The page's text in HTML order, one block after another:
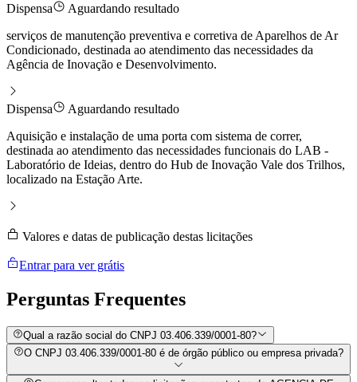
Dispensa
Aguardando resultado
serviços de manutenção preventiva e corretiva de Aparelhos de Ar
Condicionado, destinada ao atendimento das necessidades da
Agência de Inovação e Desenvolvimento.
Dispensa
Aguardando resultado
Aquisição e instalação de uma porta com sistema de correr,
destinada ao atendimento das necessidades funcionais do LAB -
Laboratório de Ideias, dentro do Hub de Inovação Vale dos Trilhos,
localizado na Estação Arte.
Valores e datas de publicação destas licitações
Entrar para ver grátis
Perguntas Frequentes
Qual a razão social do CNPJ 03.406.339/0001-80?
O CNPJ 03.406.339/0001-80 é de órgão público ou empresa privada?